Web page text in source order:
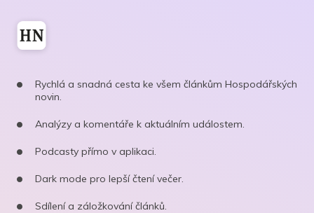
Rychlá a snadná cesta ke všem článkům Hospodářských
novin.
Analýzy a komentáře k aktuálním událostem.
Podcasty přímo v aplikaci.
Dark mode pro lepší čtení večer.
Sdílení a záložkování článků.